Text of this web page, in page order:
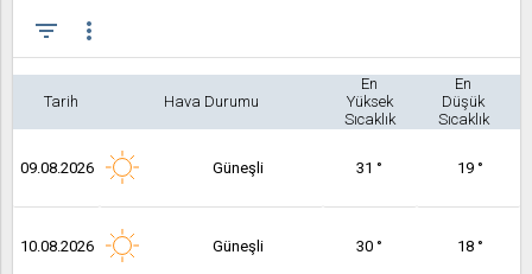
filter_list more_vert
Tarih Hava Durumu
En
Yüksek
Sıcaklık
En
Düşük
Sıcaklık
09.08.2026 Güneşli 31 ° 19 °
10.08.2026 Güneşli 30 ° 18 °